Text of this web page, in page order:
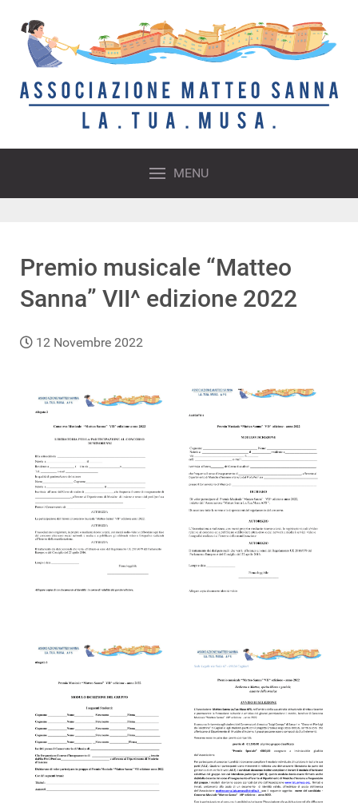
MENU
Premio musicale “Matteo
Sanna” VII^ edizione 2022
12 Novembre 2022